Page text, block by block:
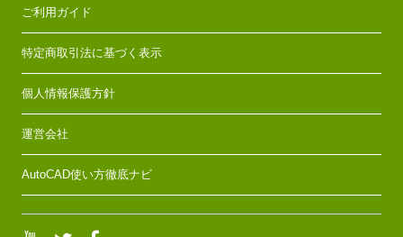
ご利用ガイド
特定商取引法に基づく表示
個人情報保護方針
運営会社
AutoCAD使い方徹底ナビ